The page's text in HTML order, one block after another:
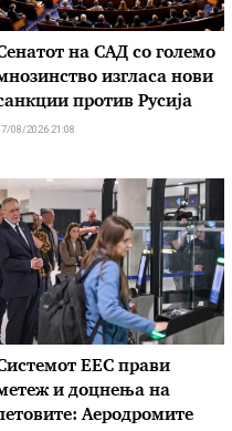
на САД со големо
изгласа нови
против Русија
08/2026 21:08
ЕЕС прави
и доцнења на
Аеродромите